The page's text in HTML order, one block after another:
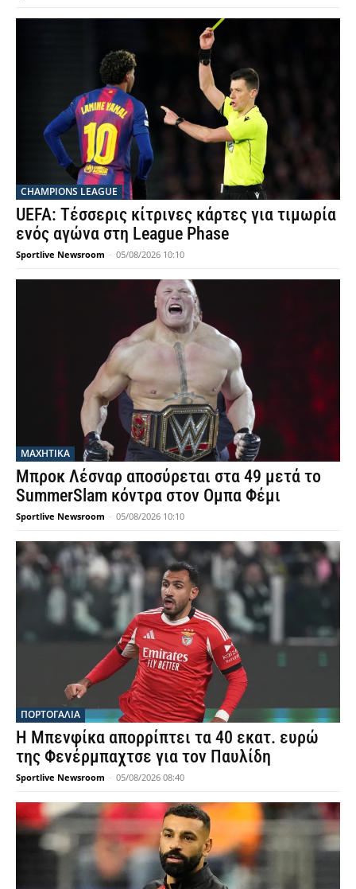
CHAMPIONS LEAGUE
UEFA: Τέσσερις κίτρινες κάρτες για τιμωρία
ενός αγώνα στη League Phase
Sportlive Newsroom - 05/08/2026 10:10
ΜΑΧΗΤΙΚΑ
Μπροκ Λέσναρ αποσύρεται στα 49 μετά το
SummerSlam κόντρα στον Ομπα Φέμι
Sportlive Newsroom - 05/08/2026 10:10
ΠΟΡΤΟΓΑΛΙΑ
Η Μπενφίκα απορρίπτει τα 40 εκατ. ευρώ
της Φενέρμπαχτσε για τον Παυλίδη
Sportlive Newsroom - 05/08/2026 08:40